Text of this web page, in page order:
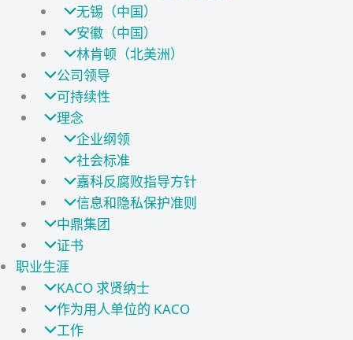
无锡（中国）
安徽（中国）
林肯顿（北美洲）
公司领导
可持续性
理念
企业纲领
社会标准
嘉科反腐败指导方针
信息和隐私保护准则
中鼎集团
证书
职业生涯
KACO 求贤纳士
作为用人单位的 KACO
工作